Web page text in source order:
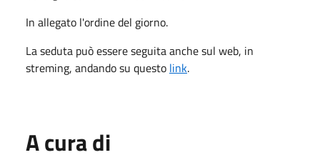
In allegato l'ordine del giorno.
La seduta può essere seguita anche sul web, in
streming, andando su questo link.
A cura di